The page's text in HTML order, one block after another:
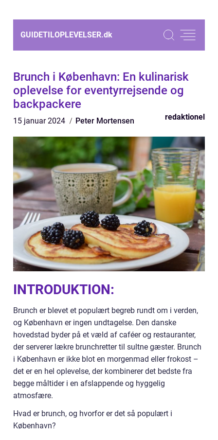
GUIDETILOPLEVELSER.dk
Brunch i København: En kulinarisk
oplevelse for eventyrrejsende og
backpackere
15 januar 2024 Peter Mortensen redaktionel
INTRODUKTION:
Brunch er blevet et populært begreb rundt om i verden,
og København er ingen undtagelse. Den danske
hovedstad byder på et væld af caféer og restauranter,
der serverer lækre brunchretter til sultne gæster. Brunch
i København er ikke blot en morgenmad eller frokost –
det er en hel oplevelse, der kombinerer det bedste fra
begge måltider i en afslappende og hyggelig
atmosfære.
Hvad er brunch, og hvorfor er det så populært i
København?